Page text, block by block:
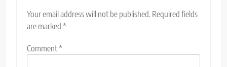
Your email address will not be published. Required fields
are marked *
Comment*